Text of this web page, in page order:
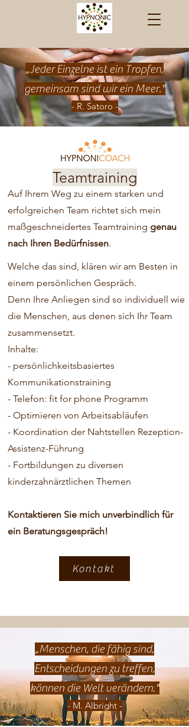
„Jeder Einzelne ist ein Tropfen,
gemeinsam sind wir ein Meer."
- R. Satoro -
Teamtraining
Auf Ihrem Weg zu einem starken und
erfolgreichen Team richtet sich mein
maßgeschneidertes Teamtraining genau
nach Ihren Bedürfnissen.
Welche das sind, klären wir am Besten in
einem persönlichen Gespräch.
Denn Ihre Anliegen sind so individuell wie
die Menschen, aus denen sich Ihr Team
zusammensetzt.
Inhalte:
- persönlichkeitsbasiertes
Kommunikationstraining
- Telefon: fit for phone Programm
- Optimieren von Arbeitsabläufen
- Koordination der Nahtstellen Rezeption-
Assistenz-Führung
- Fortbildungen zu diversen
kinderzahnärztlichen Themen
Kontaktieren Sie mich unverbindlich für
ein Beratungsgespräch!
Kontakt
„Menschen, die fähig sind,
Entscheidungen zu treffen,
können die Welt verändern."
- M. Albright -